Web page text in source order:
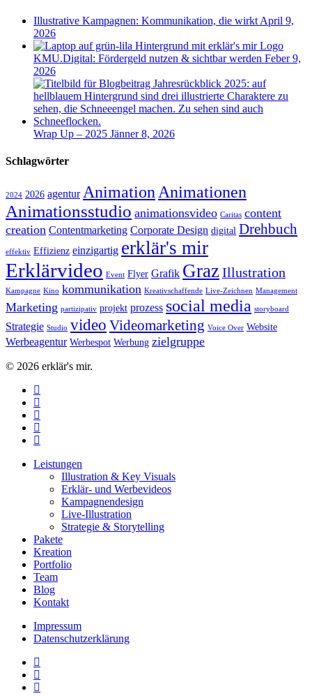
Illustrative Kampagnen: Kommunikation, die wirkt April 9,
2026
KMU.Digital: Fördergeld nutzen & sichtbar werden Feber 9,
2026
Wrap Up – 2025 Jänner 8, 2026
Schlagwörter
2024 2026 agentur Animation Animationen
Animationsstudio animationsvideo Caritas content
creation Contentmarketing Corporate Design digital Drehbuch
effektiv Effizienz einzigartig erklär's mir
Erklärvideo Event Flyer Grafik GrazIllustration
Kampagne Kino kommunikation Kreativschaffende Live-Zeichnen Management
Marketing partizipativ projekt prozess social media storyboard
Strategie Studio video Videomarketing Voice Over Website
Werbeagentur Werbespot Werbung zielgruppe
© 2026 erklär's mir.
facebook
linkedin
youtube
instagram
email
Close
Leistungen
Illustration & Key Visuals
Erklär- und Werbevideos
Kampagnendesign
Live-Illustration
Strategie & Storytelling
Pakete
Kreation
Portfolio
Team
Blog
Kontakt
Impressum
Datenschutzerklärung
linkedin
youtube
instagram